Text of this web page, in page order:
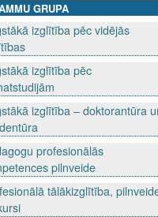
GRUPA
izglītība pēc vidējās
izglītība pēc
izglītība – doktorantūra
profesionālās
pilnveide
tālākizglītība,